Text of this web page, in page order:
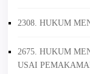
2308. HUKUM
2675. HUKUM
USAI